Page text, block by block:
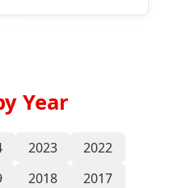
Year
2023
2022
2018
2017